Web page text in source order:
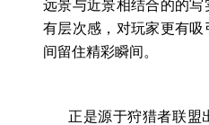
远景与近景相结合的的
有层次感，对玩家更有
间留住精彩瞬间。
正是源于狩猎者联盟